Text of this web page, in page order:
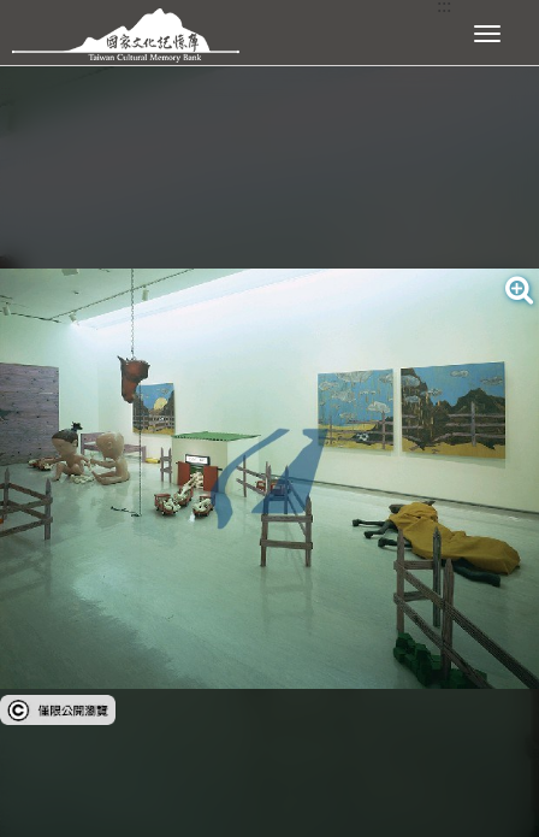
跳到主要內容區塊 展開選單
受著作權法保護-僅限於本平台有限度公開瀏覽